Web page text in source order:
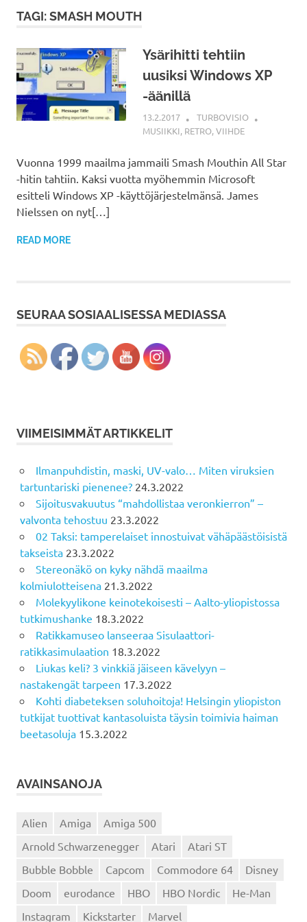
TAGI: SMASH MOUTH
Ysärihitti tehtiin
uusiksi Windows XP
-äänillä
13.2.2017
TURBOVISIO
MUSIIKKI, RETRO,VIIHDE
Vuonna 1999 maailma jammaili Smash Mouthin All Star
-hitin tahtiin. Kaksi vuotta myöhemmin Microsoft
esitteli Windows XP -käyttöjärjestelmänsä. James
Nielssen on nyt[…]
READ MORE
SEURAA SOSIAALISESSA MEDIASSA
VIIMEISIMMÄT ARTIKKELIT
Ilmanpuhdistin, maski, UV-valo… Miten viruksien
tartuntariski pienenee? 24.3.2022
Sijoitusvakuutus “mahdollistaa veronkierron” –
valvonta tehostuu 23.3.2022
02 Taksi: tamperelaiset innostuivat vähäpäästöisistä
takseista 23.3.2022
Stereonäkö on kyky nähdä maailma
kolmiulotteisena 21.3.2022
Molekyylikone keinotekoisesti – Aalto-yliopistossa
tutkimushanke 18.3.2022
Ratikkamuseo lanseeraa Sisulaattori-
ratikkasimulaation 18.3.2022
Liukas keli? 3 vinkkiä jäiseen kävelyyn –
nastakengät tarpeen 17.3.2022
Kohti diabeteksen soluhoitoja! Helsingin yliopiston
tutkijat tuottivat kantasoluista täysin toimivia haiman
beetasoluja 15.3.2022
AVAINSANOJA
Alien Amiga
Amiga 500
Arnold Schwarzenegger
Atari
Atari ST
Bubble Bobble
Capcom Commodore 64
Disney
Doom
eurodance HBO HBO Nordic
He-Man
Instagram
Kickstarter Marvel